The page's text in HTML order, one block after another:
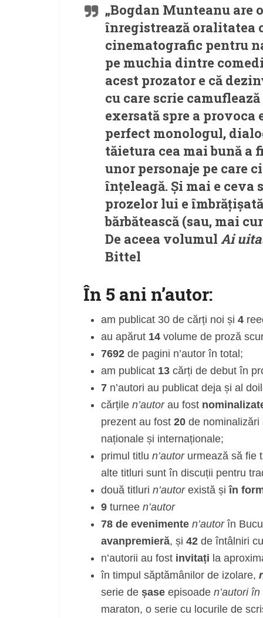
„Bogdan Munteanu are
înregistrează oralitatea
cinematografic pentru
pe muchia dintre
acest prozator e că
cu care scrie
exersată spre a provoca
perfect monologul,
tăietura cea mai bună a
unor personaje pe care
înțeleagă. Și mai e
prozelor lui e
bărbătească (sau, mai
De aceea volumul Ai
Bittel
În 5 ani n’autor:
am publicat 30 de cărți noi și 4
au apărut 14 volume de proză
7692 de pagini n’autor în total;
am publicat 13 cărți de debut în
7 n’autori au publicat deja și al
cărțile n’autorau fost
prezent au fost 20 de
naționale și internaționale;
primul titlu n’autorurmează să fie
alte titluri sunt în discuții pentru
două titluri n’autorexistă șiîn
9 turnee n’autor
78 de evenimente n’autorîn
avanpremieră, și 42 de întâlniri
n’autorii au fost invitați la
în timpul săptămânilor de izolare,
serie de șase episoade n’autori
maraton, o serie cu locurile de